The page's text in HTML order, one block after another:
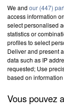
lès-
We and our (447)
access information
select personalised
statistics or
profiles to select
Deliver and present
data such as IP
requested; Use
based on
Vous pouvez